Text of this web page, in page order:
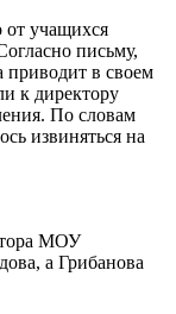
учащихся
письму,
приводит в своем
к директору
По словам
извиняться на
МОУ
а Грибанова